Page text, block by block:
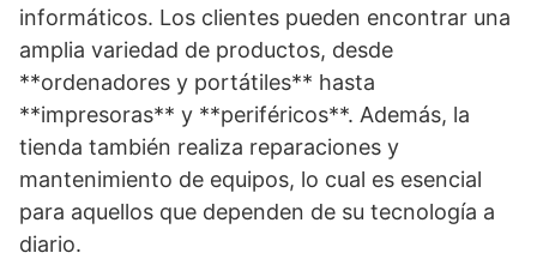
informáticos. Los clientes pueden encontrar una
amplia variedad de productos, desde
**ordenadores y portátiles** hasta
**impresoras** y **periféricos**. Además, la
tienda también realiza reparaciones y
mantenimiento de equipos, lo cual es esencial
para aquellos que dependen de su tecnología a
diario.